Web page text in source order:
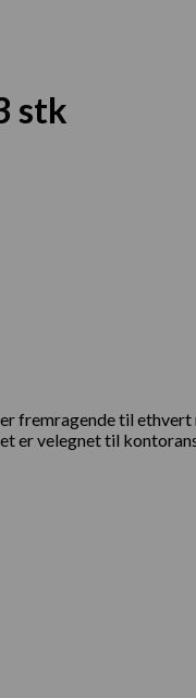
stk
fremragende til
velegnet til